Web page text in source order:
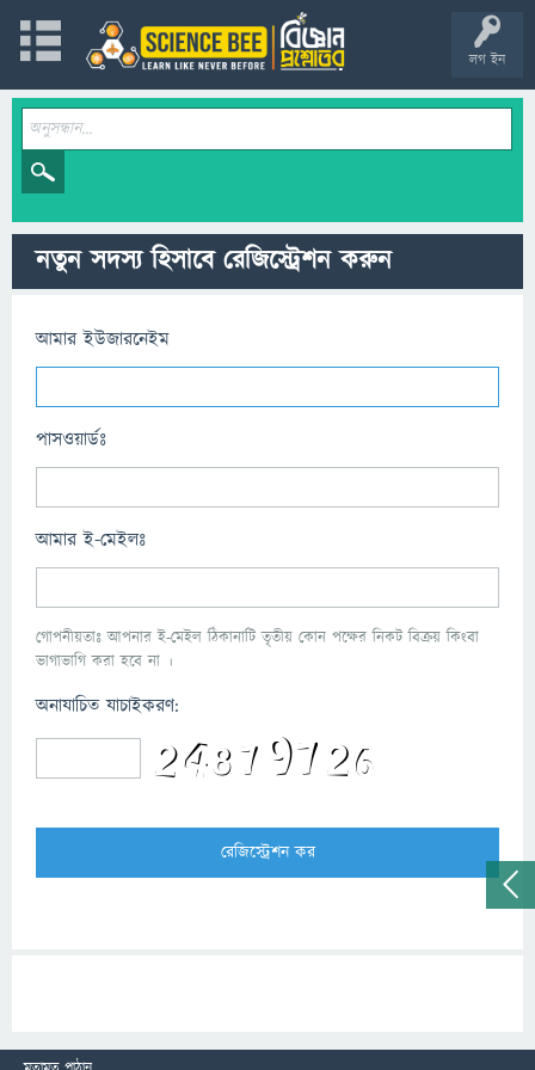
লগ ইন
নতুন সদস্য হিসাবে রেজিস্ট্রেশন করুন
আমার ইউজারনেইম
পাসওয়ার্ডঃ
আমার ই-মেইলঃ
গোপনীয়তাঃ আপনার ই-মেইল ঠিকানাটি তৃতীয় কোন পক্ষের নিকট বিক্রয় কিংবা
ভাগাভাগি করা হবে না ।
অনাযাচিত যাচাইকরণ: